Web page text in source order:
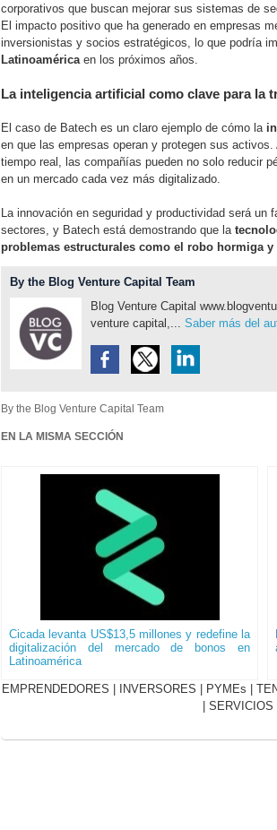
corporativos que buscan mejorar sus sistemas de
El impacto positivo que ha generado en empresas
inversionistas y socios estratégicos, lo que podría
Latinoaméricaen los próximos años.
La inteligencia artificial como clave para la
El caso de Batech es un claro ejemplo de cómo la
en que las empresas operan y protegen sus
tiempo real, las compañías pueden no solo reducir
en un mercado cada vez más digitalizado.
La innovación en seguridad y productividad será un
sectores, y Batech está demostrando que la
problemas estructurales como el robo hormiga
By the Blog Venture Capital Team
Blog Venture Capital
venture capital,... Saber más del
By the Blog Venture Capital Team
EN LA MISMA SECCIÓN
Cicada levanta US$13,5 millones y redefine la
digitalización del mercado de bonos en
Latinoamérica
EMPRENDEDORES INVERSORES PYMEs
SERVICIOS